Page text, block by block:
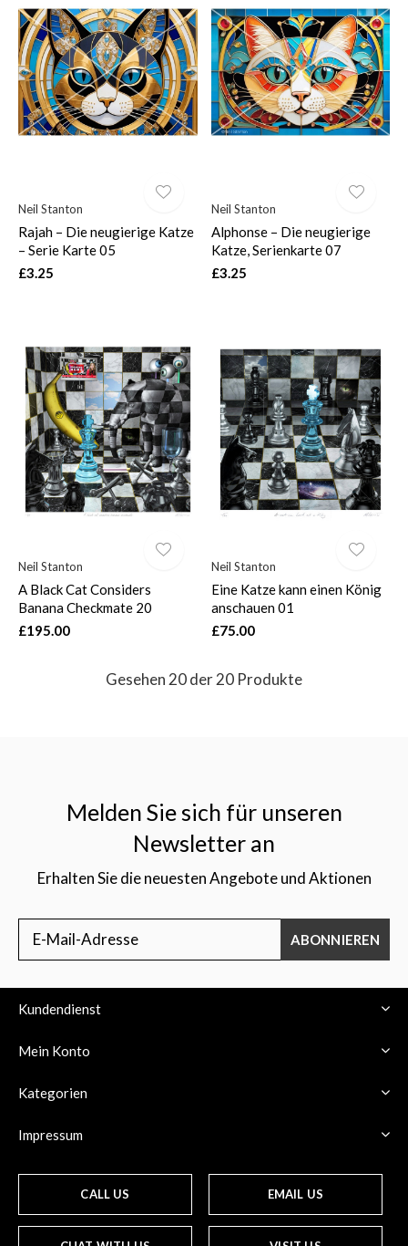
Neil Stanton
Rajah – Die neugierige Katze
– Serie Karte 05
£3.25
Neil Stanton
Alphonse – Die neugierige
Katze, Serienkarte 07
£3.25
Neil Stanton
A Black Cat Considers
Banana Checkmate 20
£195.00
Neil Stanton
Eine Katze kann einen König
anschauen 01
£75.00
Gesehen 20 der 20 Produkte
Melden Sie sich für unseren
Newsletter an
Erhalten Sie die neuesten Angebote und Aktionen
ABONNIEREN
Kundendienst
Mein Konto
Kategorien
Impressum
CALL US EMAIL US